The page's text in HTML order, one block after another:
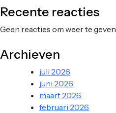
Recente reacties
Geen reacties om weer te geven.
Archieven
juli 2026
juni 2026
maart 2026
februari 2026